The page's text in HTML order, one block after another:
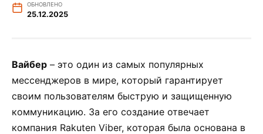
ОБНОВЛЕНО
25.12.2025
Вайбер – это один из самых популярных
мессенджеров в мире, который гарантирует
своим пользователям быструю и защищенную
коммуникацию. За его создание отвечает
компания Rakuten Viber, которая была основана в